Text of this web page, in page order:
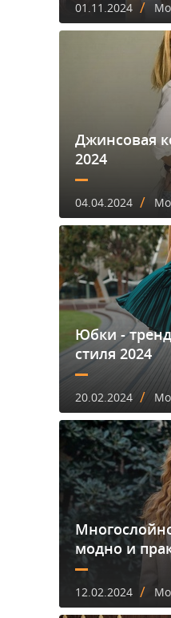
01.11.2024 /
Джинсовая
2024
04.04.2024 /
Юбки -
стиля 2024
20.02.2024 /
модно и
12.02.2024 /